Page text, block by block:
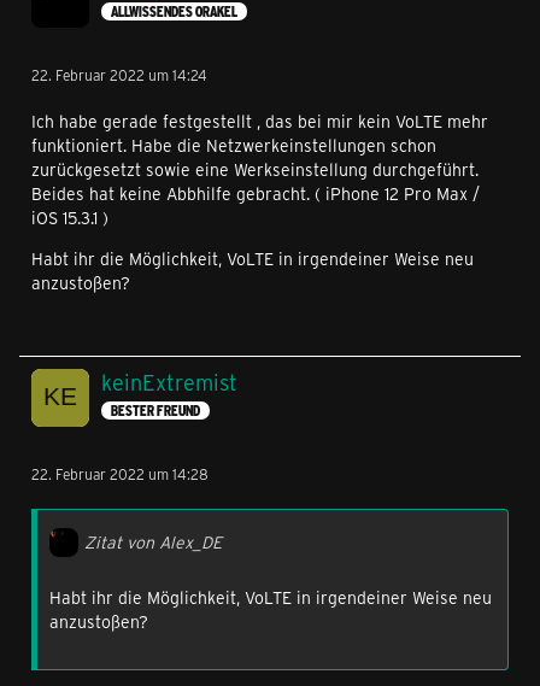
ALLWISSENDES ORAKEL
22. Februar 2022 um 14:24
Ich habe gerade festgestellt , das bei mir kein VoLTE mehr
funktioniert. Habe die Netzwerkeinstellungen schon
zurückgesetzt sowie eine Werkseinstellung durchgeführt.
Beides hat keine Abbhilfe gebracht. ( iPhone 12 Pro Max /
iOS 15.3.1 )
Habt ihr die Möglichkeit, VoLTE in irgendeiner Weise neu
anzustoßen?
keinExtremist
BESTER FREUND
22. Februar 2022 um 14:28
Zitat von Alex_DE
Habt ihr die Möglichkeit, VoLTE in irgendeiner Weise neu
anzustoßen?